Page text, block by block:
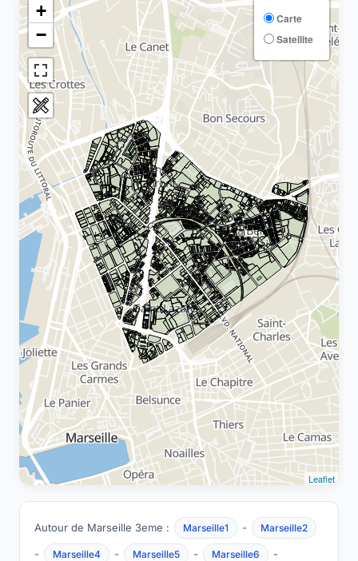
+
−
Carte
Satellite
Leaflet
Autour de Marseille 3eme : Marseille1 - Marseille2
- Marseille4 - Marseille5 - Marseille6 -